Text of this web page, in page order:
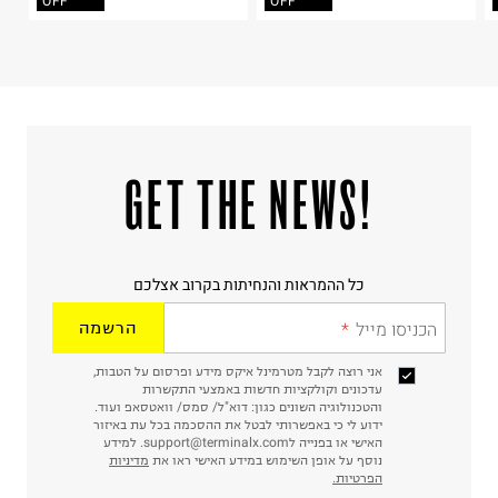
!GET THE NEWS
כל ההמראות והנחיתות בקרוב אצלכם
הכניסו מייל הרשמה
אני רוצה לקבל מטרמינל איקס מידע ופרסום על הטבות,
עדכונים וקולקציות חדשות באמצעי התקשרות
והטכנולוגיה השונים כגון: דוא"ל/ סמס/ וואטסאפ ועוד.
ידוע לי כי באפשרותי לבטל את ההסכמה בכל עת באיזור
האישי או בפנייה לsupport@terminalx.com. למידע
נוסף על אופן השימוש במידע האישי ראו את מדיניות
הפרטיות.